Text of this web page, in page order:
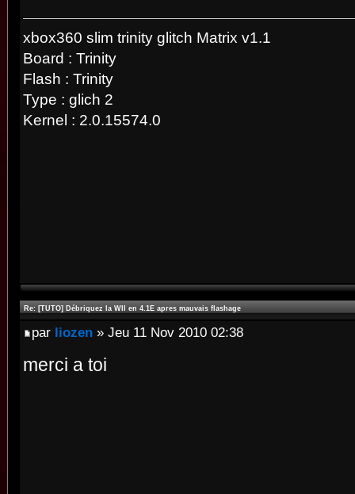
xbox360 slim trinity glitch Matrix v1.1
Board : Trinity
Flash : Trinity
Type : glich 2
Kernel : 2.0.15574.0
Re: [TUTO] Débriquez la WII en 4.1E apres mauvais flashage
par liozen » Jeu 11 Nov 2010 02:38
merci a toi